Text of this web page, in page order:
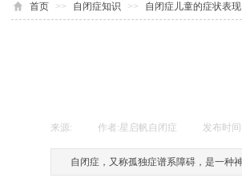
首页 >> 自闭症知识 >> 自闭症儿童的症状表现
来源: 作者:星启帆自闭症 发布时间:
自闭症，又称孤独症谱系障碍，是一种